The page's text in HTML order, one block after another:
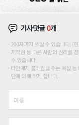
기사댓글0개
200자까지 쓰실 수 있습니다. (
저작권 등 다른 사람의 권리를
수 있습니다.
타인에게 불쾌감을 주는 욕설
단에 의해 삭제 합니다.